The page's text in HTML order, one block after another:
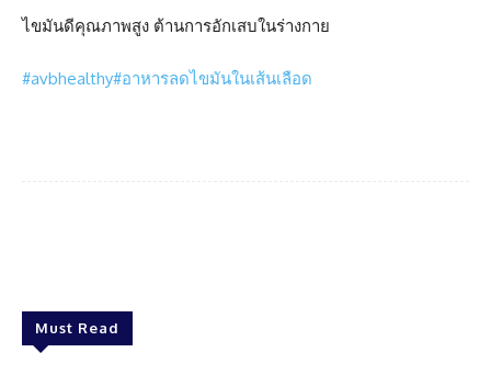
ไขมันดีคุณภาพสูง ต้านการอักเสบในร่างกาย
#avbhealthy#อาหารลดไขมันในเส้นเลือด
Must Read